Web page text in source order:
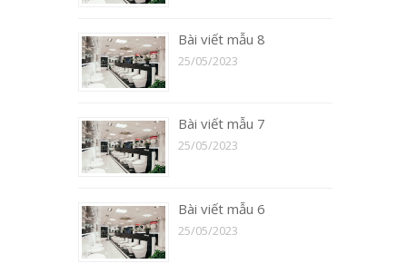
Bài viết mẫu 8
25/05/2023
Bài viết mẫu 7
25/05/2023
Bài viết mẫu 6
25/05/2023